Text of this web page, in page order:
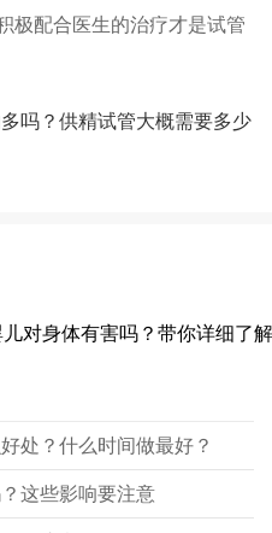
极配合医生的治疗才是试管
吗？供精试管大概需要多少
处？什么时间做最好？
这些影响要注意